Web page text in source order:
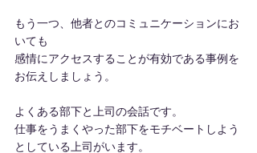
もう一つ、他者とのコミュニケーションにお
いても
感情にアクセスすることが有効である事例を
お伝えしましょう。
よくある部下と上司の会話です。
仕事をうまくやった部下をモチベートしよう
としている上司がいます。